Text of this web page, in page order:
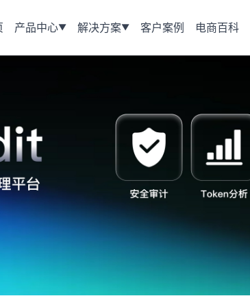
产品中心▼ 解决方案▼ 客户案例 电商百科